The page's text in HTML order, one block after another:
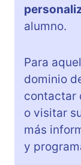
alumno.
Para
dominio
contactar
o visitar
más
y